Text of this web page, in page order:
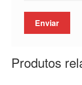
Produtos